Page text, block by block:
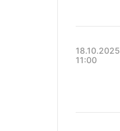
18.10.2025
11:00